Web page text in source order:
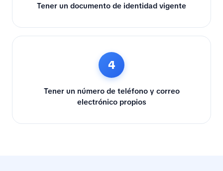
Tener un documento de identidad vigente
4
Tener un número de teléfono y correo
electrónico propios